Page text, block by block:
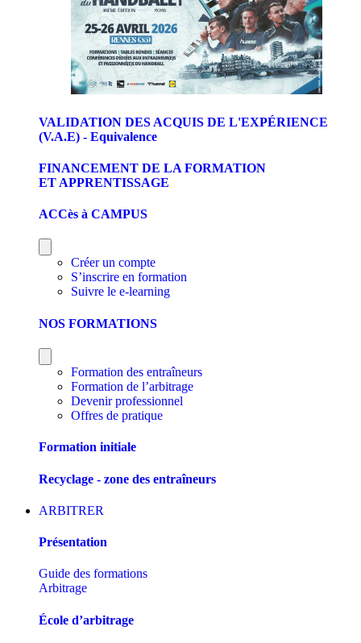
VALIDATION DES ACQUIS DE L'EXPÉRIENCE
(V.A.E) - Equivalence
FINANCEMENT DE LA FORMATION
ET APPRENTISSAGE
ACCès à CAMPUS
Créer un compte
S’inscrire en formation
Suivre le e-learning
NOS FORMATIONS
Formation des entraîneurs
Formation de l’arbitrage
Devenir professionnel
Offres de pratique
Formation initiale
Recyclage - zone des entraîneurs
ARBITRER
Présentation
Guide des formations
Arbitrage
École d’arbitrage